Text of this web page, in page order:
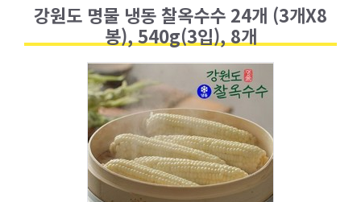
강원도 명물 냉동 찰옥수수 24개 (3개X8
봉), 540g(3입), 8개